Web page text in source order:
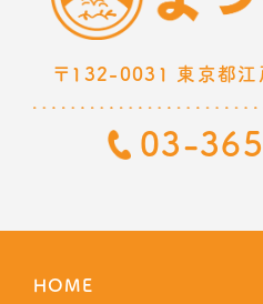
〒132-0031 東京都
03-
HOME